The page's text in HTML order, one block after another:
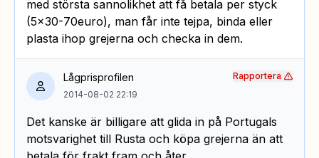
med största sannolikhet att få betala per styck
(5×30-70euro), man får inte tejpa, binda eller
plasta ihop grejerna och checka in dem.
Lågprisprofilen
2014-08-02 22:19
Det kanske är billigare att glida in på Portugals
motsvarighet till Rusta och köpa grejerna än att
Rapportera